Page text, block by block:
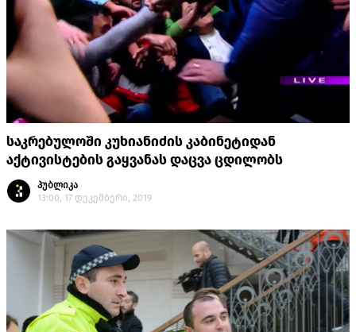
საკრებულოში კუხიანიძის კაბინეტიდან
აქტივისტების გაყვანას დაცვა ცდილობს
პუბლიკა
13:00, 17 დეკემბერი, 2019